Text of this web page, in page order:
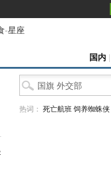
-星座
国内
热词： 死亡航班 饲养蜘蛛侠